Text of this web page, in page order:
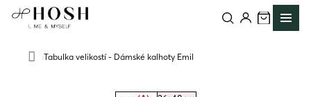
Přejít
Domů
Tabulka velikostí - Dámské kalhoty Emil